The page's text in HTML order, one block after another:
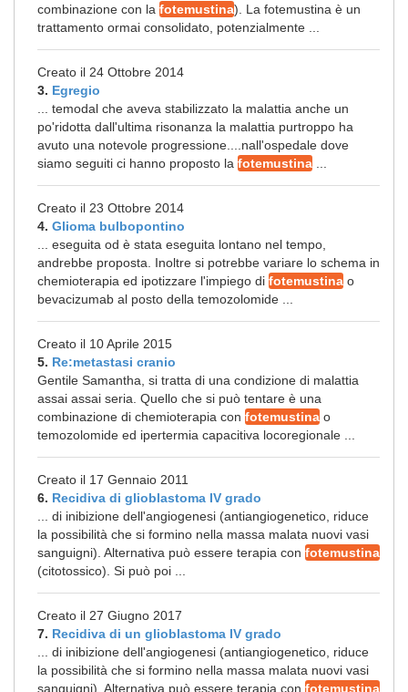
combinazione con la fotemustina). La fotemustina è un
trattamento ormai consolidato, potenzialmente ...
Creato il 24 Ottobre 2014
3. Egregio
... temodal che aveva stabilizzato la malattia anche un
po'ridotta dall'ultima risonanza la malattia purtroppo ha
avuto una notevole progressione....nall'ospedale dove
siamo seguiti ci hanno proposto la fotemustina
Creato il 23 Ottobre 2014
4. Glioma bulbopontino
... eseguita od è stata eseguita lontano nel tempo,
andrebbe proposta. Inoltre si potrebbe variare lo schema in
chemioterapia ed ipotizzare l'impiego di fotemustina o
bevacizumab al posto della temozolomide ...
Creato il 10 Aprile 2015
5. Re:metastasi cranio
Gentile Samantha, si tratta di una condizione di malattia
assai assai seria. Quello che si può tentare è una
combinazione di chemioterapia con fotemustina o
temozolomide ed ipertermia capacitiva locoregionale ...
Creato il 17 Gennaio 2011
6. Recidiva di glioblastoma IV grado
... di inibizione dell'angiogenesi (antiangiogenetico, riduce
la possibilità che si formino nella massa malata nuovi vasi
sanguigni). Alternativa può essere terapia con fotemustina
(citotossico). Si può poi ...
Creato il 27 Giugno 2017
7. Recidiva di un glioblastoma IV grado
... di inibizione dell'angiogenesi (antiangiogenetico, riduce
la possibilità che si formino nella massa malata nuovi vasi
sanguigni). Alternativa può essere terapia con fotemustina